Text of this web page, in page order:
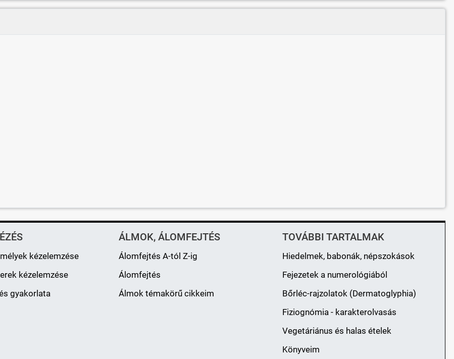
kézelemzése
kézelemzése
gyakorlata
ÁLMOK, ÁLOMFEJTÉS
Álomfejtés A-tól Z-ig
Álomfejtés
Álmok témakörű cikkeim
TOVÁBBI TARTALMAK
Hiedelmek, babonák, népszokások
Fejezetek a numerológiából
Bőrléc-rajzolatok (Dermatoglyphia)
Fiziognómia - karakterolvasás
Vegetáriánus és halas ételek
Könyveim